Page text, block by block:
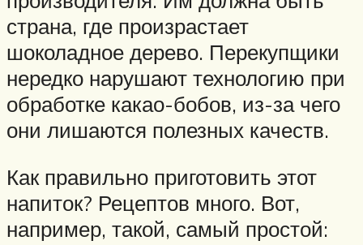
страна, где произрастает
шоколадное дерево. Перекупщики
нередко нарушают технологию при
обработке какао-бобов, из-за чего
они лишаются полезных качеств.
Как правильно приготовить этот
напиток? Рецептов много. Вот,
например, такой, самый простой: